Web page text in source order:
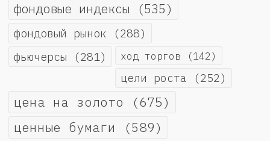
фондовые индексы (535)
фондовый рынок (288)
фьючерсы (281) ход торгов (142)
цели роста (252)
цена на золото (675)
ценные бумаги (589)